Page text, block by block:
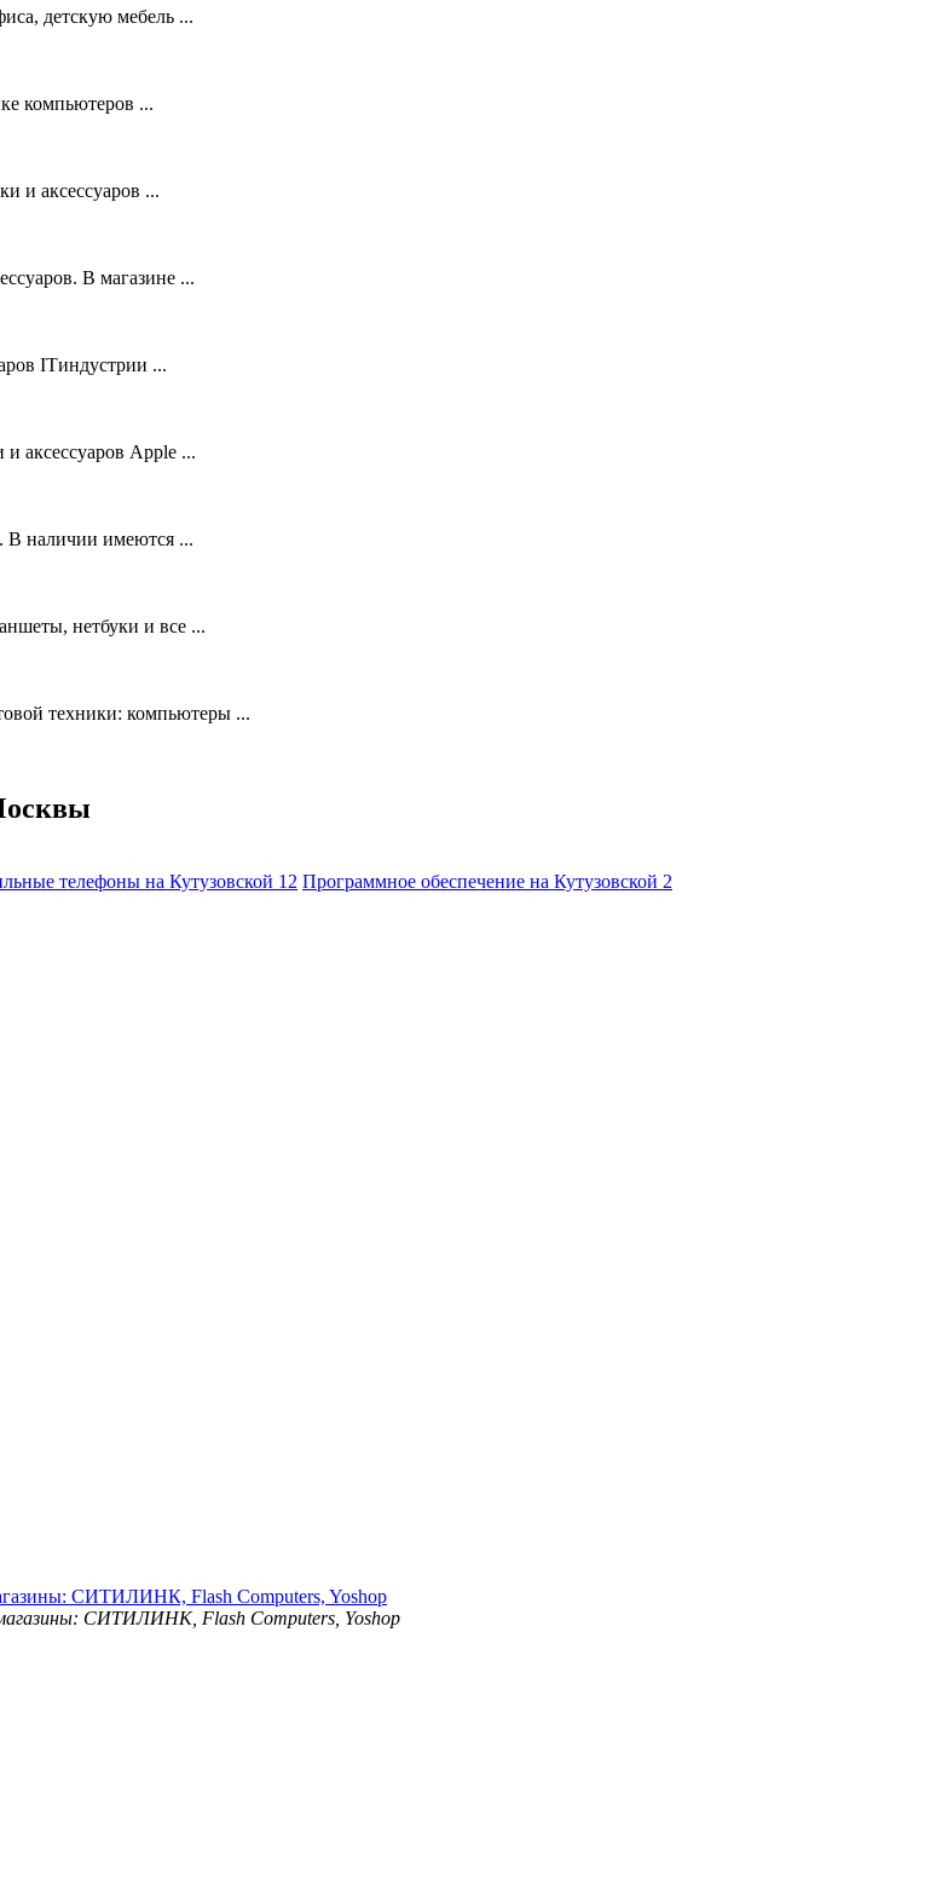
детскую мебель ...
компьютеров ...
и аксессуаров ...
В магазине ...
ITиндустрии ...
аксессуаров Apple ...
В наличии имеются ...
нетбуки и все ...
техники: компьютеры ...
телефоны на Кутузовской 12 Программное обеспечение на Кутузовской 2
СИТИЛИНК, Flash Computers, Yoshop